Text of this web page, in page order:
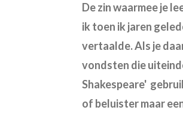
De zin waarmee je
ik toen ik jaren
vertaalde.Als je
vondsten die
Shakespeare'
of beluister maar